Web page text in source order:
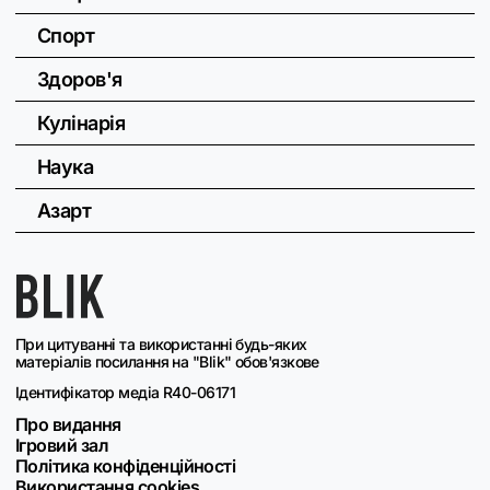
При цитуванні та використанні будь-яких
матеріалів посилання на "Blik" обов'язкове
Ідентифікатор медіа R40-06171
Про видання
Ігровий зал
Політика конфіденційності
Спорт
Здоров'я
Кулінарія
Наука
Азарт